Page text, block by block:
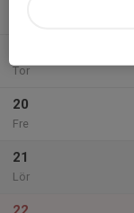
Tor
20
Fre
21
Lör